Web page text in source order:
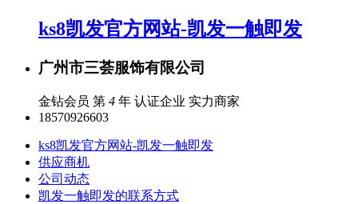
ks8凯发官方网站-凯发一触即发
广州市三荟服饰有限公司
金钻会员 第 4 年 认证企业 实力商家
18570926603
ks8凯发官方网站-凯发一触即发
供应商机
公司动态
凯发一触即发的联系方式